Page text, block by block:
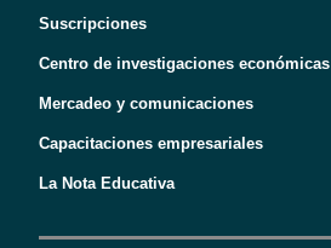
Suscripciones
Centro de investigaciones económicas
Mercadeo y comunicaciones
Capacitaciones empresariales
La Nota Educativa